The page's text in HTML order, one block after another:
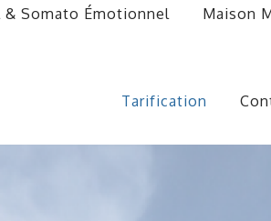
& Somato Émotionnel Maison
Tarification